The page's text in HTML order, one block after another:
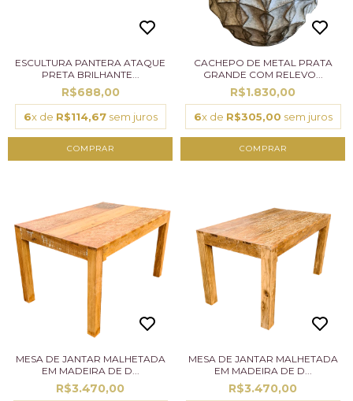
ESCULTURA PANTERA ATAQUE
PRETA BRILHANTE...
R$688,00
6x de R$114,67sem juros
CACHEPO DE METAL PRATA
GRANDE COM RELEVO...
R$1.830,00
6x de R$305,00 sem juros
MESA DE JANTAR MALHETADA
EM MADEIRA DE D...
R$3.470,00
MESA DE JANTAR MALHETADA
EM MADEIRA DE D...
R$3.470,00